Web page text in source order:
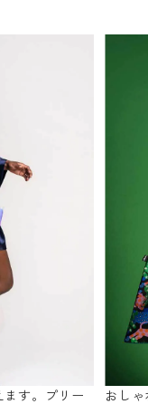
ます。プリー
おし